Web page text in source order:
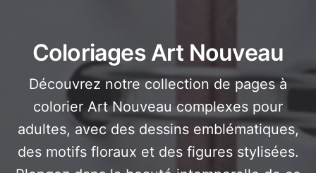
Coloriages Art Nouveau
Découvrez notre collection de pages à
colorier Art Nouveau complexes pour
adultes, avec des dessins emblématiques,
des motifs floraux et des figures stylisées.